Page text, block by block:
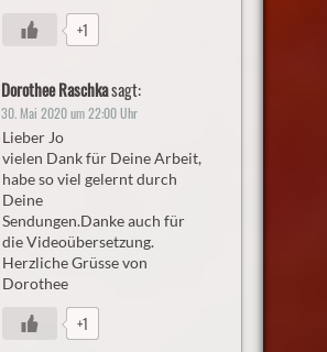
+1
Dorothee Raschkasagt:
30. Mai 2020 um 22:00 Uhr
Lieber Jo
vielen Dank für Deine Arbeit,
habe so viel gelernt durch
Deine
Sendungen.Danke auch für
die Videoübersetzung.
Herzliche Grüsse von
Dorothee
+1